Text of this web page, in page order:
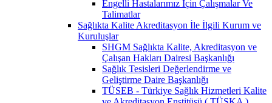
Engelli Hastalarımız İçin Çalışmalar Ve
Talimatlar
Sağlıkta Kalite Akreditasyon İle İlgili Kurum ve
Kuruluşlar
SHGM Sağlıkta Kalite, Akreditasyon ve
Çalışan Hakları Dairesi Başkanlığı
Sağlık Tesisleri Değerlendirme ve
Geliştirme Daire Başkanlığı
TÜSEB - Türkiye Sağlık Hizmetleri Kalite